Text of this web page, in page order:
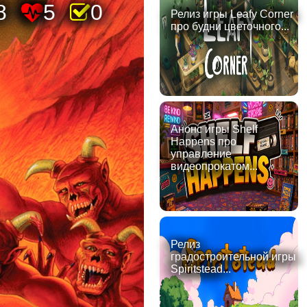
5 0
Релиз игры Leafy Corner
про будни цветочного...
Анонс игры Shelf
Happens про
управление
видеопрокатом...
Релиз
градостроительной игры
Spiritstead...